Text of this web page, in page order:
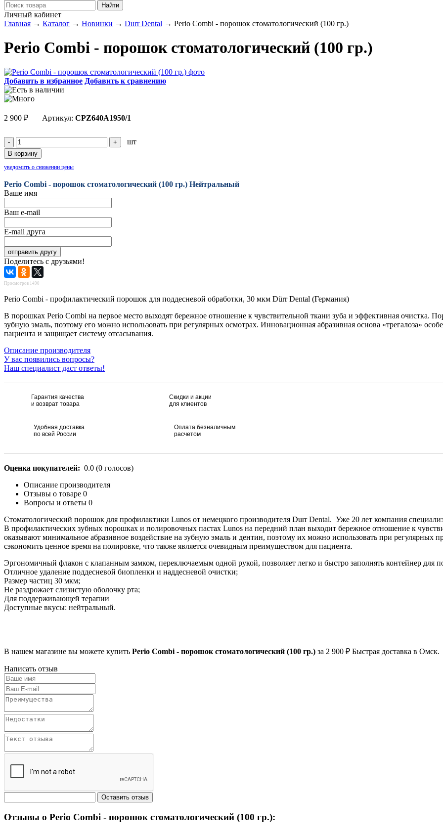
Личный кабинет
Главная → Каталог → Новинки → Durr Dental → Perio Combi - порошок стоматологический (100 гр.)
Perio Combi - порошок стоматологический (100 гр.)
Добавить в избранное Добавить к сравнению
2 900 ₽ Артикул: CPZ640A1950/1
шт
уведомить о снижении цены
Perio Combi - порошок стоматологический (100 гр.) Нейтральный
Ваше имя
Ваш e-mail
E-mail друга
Поделитесь с друзьями!
Просмотров 1490
Perio Combi - профилактический порошок для поддесневой обработки, 30 мкм Dürr Dental (Германия)
В порошках Perio Combi на первое место выходят бережное отношение к чувствительной ткани зуба и эффективная очистка.
зубную эмаль, поэтому его можно использовать при регулярных осмотрах. Инновационная абразивная основа «трегалоза»
пациента и защищает систему отсасывания.
Описание производителя
У вас появились вопросы?
Наш специалист даст ответы!
Гарантия качества
и возврат товара
Скидки и акции
для клиентов
Удобная доставка
по всей России
Оплата безналичным
расчетом
Оценка покупателей: 0.0 (0 голосов)
Описание производителя
Отзывы о товаре 0
Вопросы и ответы 0
Стоматологический порошок для профилактики Lunos от немецкого производителя Durr Dental. Уже 20 лет компания
В профилактических зубных порошках и полировочных пастах Lunos на передний план выходит бережное отношение к
оказывают минимальное абразивное воздействие на зубную эмаль и дентин, поэтому их можно использовать при регулярных
сэкономить ценное время на полировке, что также является очевидным преимуществом для пациента.
Эргономичный флакон с клапанным замком, переключаемым одной рукой, позволяет легко и быстро заполнять контейнер для
Отличное удаление поддесневой биопленки и наддесневой очистки;
Размер частиц 30 мкм;
Не раздрожает слизистую оболочку рта;
Для поддерживающей терапии
Доступные вкусы: нейтральный.
В нашем магазине вы можете купить Perio Combi - порошок стоматологический (100 гр.) за 2 900 ₽ Быстрая доставка в Омск.
Написать отзыв
Отзывы о Perio Combi - порошок стоматологический (100 гр.):